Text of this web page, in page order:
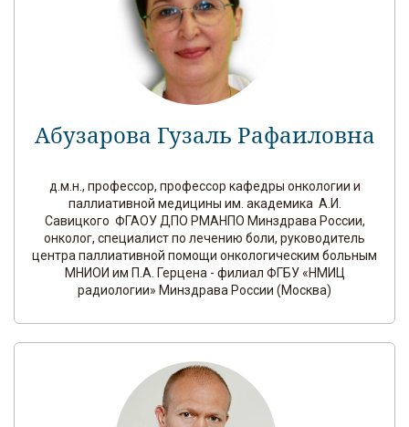
Абузарова Гузаль Рафаиловна
д.м.н., профессор, профессор кафедры онкологии и
паллиативной медицины им. академика А.И.
Савицкого ФГАОУ ДПО РМАНПО Минздрава России,
онколог, специалист по лечению боли, руководитель
центра паллиативной помощи онкологическим больным
МНИОИ им П.А. Герцена - филиал ФГБУ «НМИЦ
радиологии» Минздрава России (Москва)